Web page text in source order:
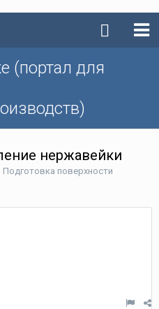
(портал для
нержавейки
Подготовка поверхности